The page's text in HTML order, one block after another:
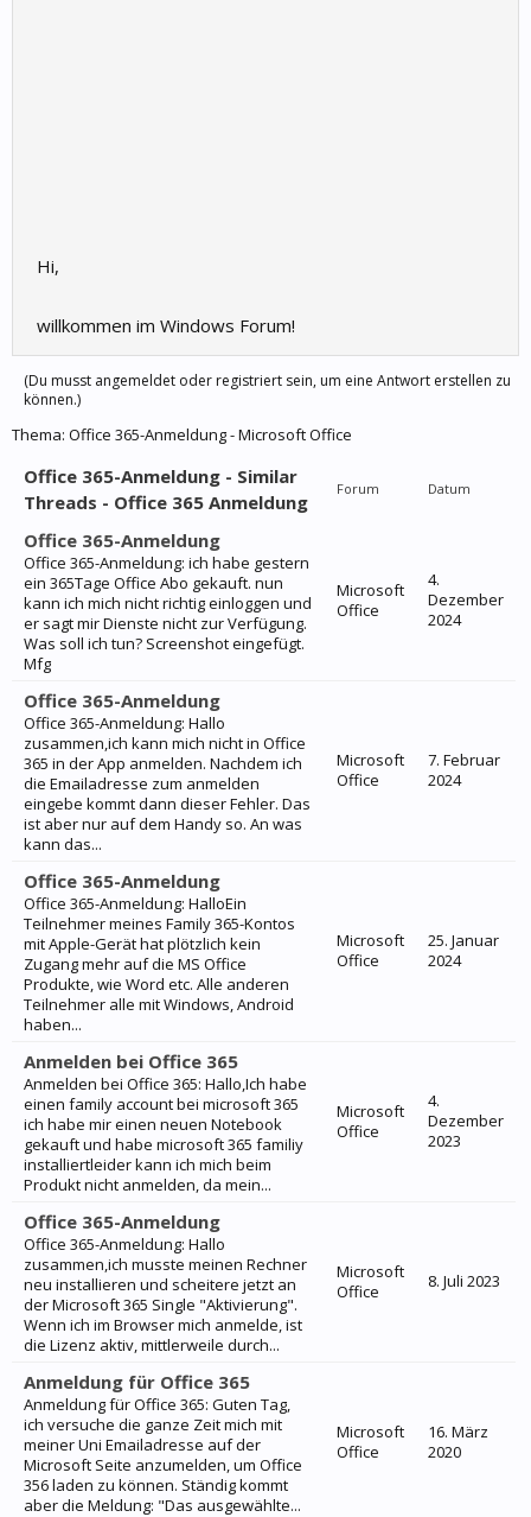
Hi,
willkommen im Windows Forum!
(Du musst angemeldet oder registriert sein, um eine Antwort erstellen zu
können.)
Thema: Office 365-Anmeldung - Microsoft Office
Office 365-Anmeldung - Similar
Threads - Office 365 Anmeldung
Forum Datum
Office 365-Anmeldung
Office 365-Anmeldung: ich habe gestern
ein 365Tage Office Abo gekauft. nun
kann ich mich nicht richtig einloggen und
er sagt mir Dienste nicht zur Verfügung.
Was soll ich tun? Screenshot eingefügt.
Mfg
Microsoft
Office
4.
Dezember
2024
Office 365-Anmeldung
Office 365-Anmeldung: Hallo
zusammen,ich kann mich nicht in Office
365 in der App anmelden. Nachdem ich
die Emailadresse zum anmelden
eingebe kommt dann dieser Fehler. Das
ist aber nur auf dem Handy so. An was
kann das...
Microsoft
Office
7. Februar
2024
Office 365-Anmeldung
Office 365-Anmeldung: HalloEin
Teilnehmer meines Family 365-Kontos
mit Apple-Gerät hat plötzlich kein
Zugang mehr auf die MS Office
Produkte, wie Word etc. Alle anderen
Teilnehmer alle mit Windows, Android
haben...
Microsoft
Office
25. Januar
2024
Anmelden bei Office 365
Anmelden bei Office 365: Hallo,Ich habe
einen family account bei microsoft 365
ich habe mir einen neuen Notebook
gekauft und habe microsoft 365 familiy
installiertleider kann ich mich beim
Produkt nicht anmelden, da mein...
Microsoft
Office
4.
Dezember
2023
Office 365-Anmeldung
Office 365-Anmeldung: Hallo
zusammen,ich musste meinen Rechner
neu installieren und scheitere jetzt an
der Microsoft 365 Single "Aktivierung".
Wenn ich im Browser mich anmelde, ist
die Lizenz aktiv, mittlerweile durch...
Microsoft
Office
8. Juli 2023
Anmeldung für Office 365
Anmeldung für Office 365: Guten Tag,
ich versuche die ganze Zeit mich mit
meiner Uni Emailadresse auf der
Microsoft Seite anzumelden, um Office
356 laden zu können. Ständig kommt
aber die Meldung: "Das ausgewählte...
Microsoft
Office
16. März
2020